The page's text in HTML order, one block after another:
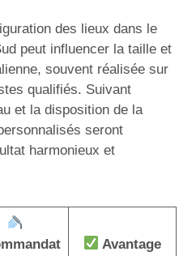
des lieux dans le
peut influencer la taille et
souvent réalisée sur
qualifiés. Suivant
et la disposition de la
seront
harmonieux et
Avantage